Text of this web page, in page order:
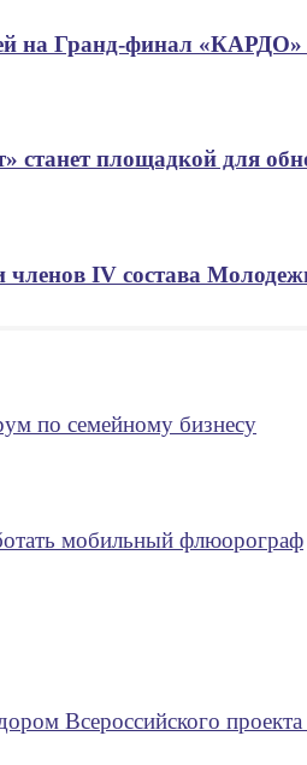
на Гранд-финал «КАРДО»
площадкой для
IV состава
по семейному бизнесу
мобильный флюорограф
Всероссийского